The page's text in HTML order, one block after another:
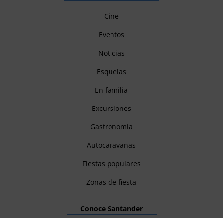
Cine
Eventos
Noticias
Esquelas
En familia
Excursiones
Gastronomía
Autocaravanas
Fiestas populares
Zonas de fiesta
Conoce Santander